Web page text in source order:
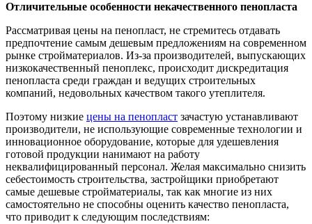
Отличительные особенности некачественного пенопласта
Рассматривая цены на пенопласт, не стремитесь отдавать
предпочтение самым дешевым предложениям на современном
рынке стройматериалов. Из-за производителей, выпускающих
низкокачественный пеноплекс, происходит дискредитация
пенопласта среди граждан и ведущих строительных
компаний, недовольных качеством такого утеплителя.
Поэтому низкие цены на пенопласт зачастую устанавливают
производители, не использующие современные технологии и
инновационное оборудование, которые для удешевления
готовой продукции нанимают на работу
неквалифицированный персонал. Желая максимально снизить
себестоимость строительства, застройщики приобретают
самые дешевые стройматериалы, так как многие из них
самостоятельно не способны оценить качество пенопласта,
что приводит к следующим последствиям: